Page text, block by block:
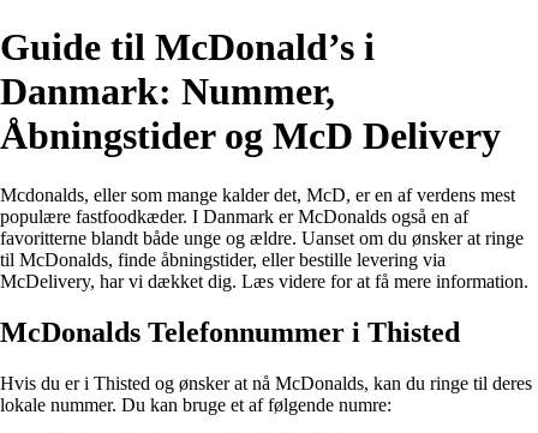
Guide til McDonald’s i
Danmark: Nummer,
Åbningstider og McD Delivery
Mcdonalds, eller som mange kalder det, McD, er en af verdens mest
populære fastfoodkæder. I Danmark er McDonalds også en af
favoritterne blandt både unge og ældre. Uanset om du ønsker at ringe
til McDonalds, finde åbningstider, eller bestille levering via
McDelivery, har vi dækket dig. Læs videre for at få mere information.
McDonalds Telefonnummer i Thisted
Hvis du er i Thisted og ønsker at nå McDonalds, kan du ringe til deres
lokale nummer. Du kan bruge et af følgende numre: